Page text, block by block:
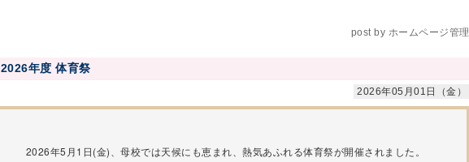
post by ホームページ管理
2026年度 体育祭
2026年05月01日（金）
2026年5月1日(金)、母校では天候にも恵まれ、熱気あふれる体育祭が開催されました。